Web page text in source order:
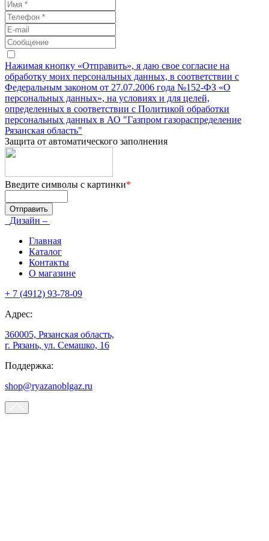
Нажимая кнопку «Отправить», я даю свое согласие на
обработку моих персональных данных, в соответствии с
Федеральным законом от 27.07.2006 года №152-ФЗ «О
персональных данных», на условиях и для целей,
определенных в соответствии с Политикой обработки
персональных данных в АО "Газпром газораспределение
Рязанская область"
Защита от автоматического заполнения
Введите символы с картинки*
Дизайн –
Главная
Каталог
Контакты
О магазине
+ 7 (4912) 93-78-09
Адрес:
360005, Рязанская область,
г. Рязань, ул. Семашко, 16
Поддержка:
shop@ryazanoblgaz.ru